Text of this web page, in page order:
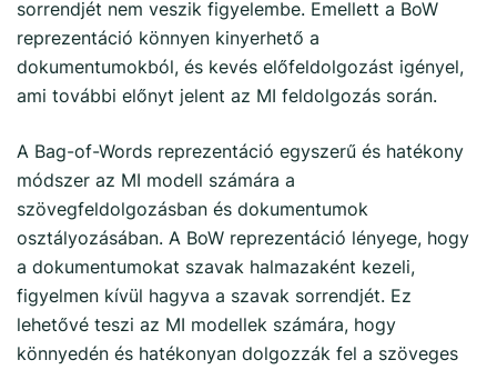
sorrendjét nem veszik figyelembe. Emellett a BoW
reprezentáció könnyen kinyerhető a
dokumentumokból, és kevés előfeldolgozást igényel,
ami további előnyt jelent az MI feldolgozás során.
A Bag-of-Words reprezentáció egyszerű és hatékony
módszer az MI modell számára a
szövegfeldolgozásban és dokumentumok
osztályozásában. A BoW reprezentáció lényege, hogy
a dokumentumokat szavak halmazaként kezeli,
figyelmen kívül hagyva a szavak sorrendjét. Ez
lehetővé teszi az MI modellek számára, hogy
könnyedén és hatékonyan dolgozzák fel a szöveges